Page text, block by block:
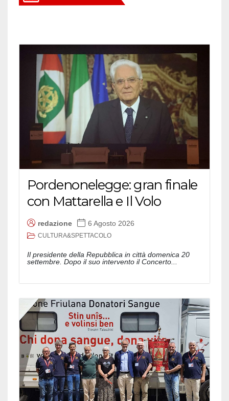
Pordenonelegge: gran finale
con Mattarella e Il Volo
redazione 6 Agosto 2026
CULTURA&SPETTACOLO
Il presidente della Repubblica in città domenica 20
settembre. Dopo il suo intervento il Concerto...